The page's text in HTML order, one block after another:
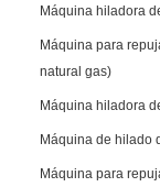
Máquina hiladora
Máquina para
natural gas)
Máquina hiladora
Máquina de hilado
Máquina para